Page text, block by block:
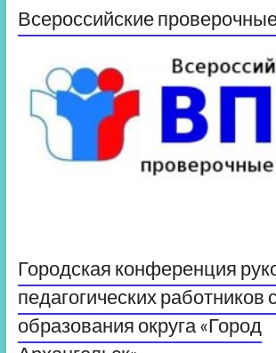
Всероссийские
Городская конференция
педагогических работников
образования округа «Город